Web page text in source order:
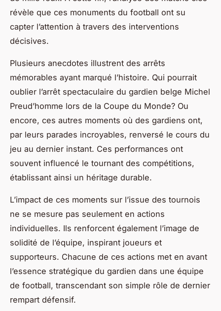
révèle que ces monuments du football ont su
capter l’attention à travers des interventions
décisives.
Plusieurs anecdotes illustrent des arrêts
mémorables ayant marqué l’histoire. Qui pourrait
oublier l’arrêt spectaculaire du gardien belge Michel
Preud’homme lors de la Coupe du Monde? Ou
encore, ces autres moments où des gardiens ont,
par leurs parades incroyables, renversé le cours du
jeu au dernier instant. Ces performances ont
souvent influencé le tournant des compétitions,
établissant ainsi un héritage durable.
L’impact de ces moments sur l’issue des tournois
ne se mesure pas seulement en actions
individuelles. Ils renforcent également l’image de
solidité de l’équipe, inspirant joueurs et
supporteurs. Chacune de ces actions met en avant
l’essence stratégique du gardien dans une équipe
de football, transcendant son simple rôle de dernier
rempart défensif.